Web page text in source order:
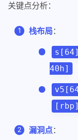
15
17
// 输出
// 输出
// 从标
return
关键点分析：
栈布局：
s[64]
40h]
[rbp]
漏洞点：